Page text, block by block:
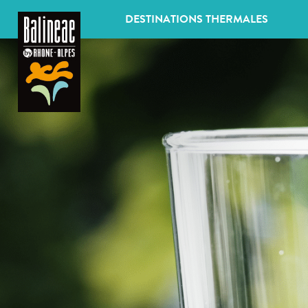
DESTINATIONS THERMALES
Panneau de gestion des cookies